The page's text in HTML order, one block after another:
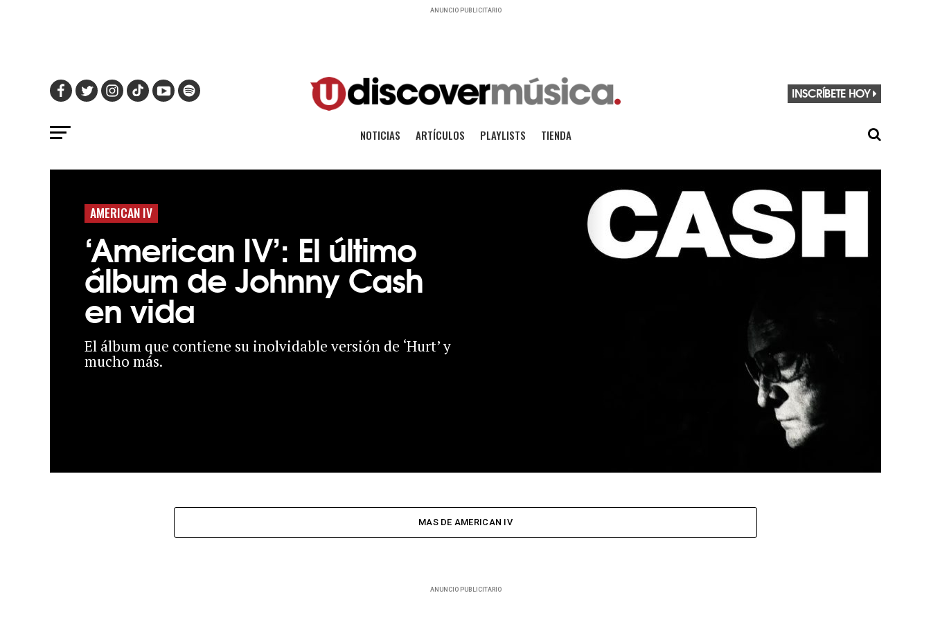
ANUNCIO PUBLICITARIO
INSCRÍBETE HOY
NOTICIAS ARTÍCULOS PLAYLISTS TIENDA
AMERICAN IV
‘American IV’: El último
álbum de Johnny Cash
en vida
El álbum que contiene su inolvidable versión de ‘Hurt’ y
mucho más.
MAS DE AMERICAN IV
ANUNCIO PUBLICITARIO